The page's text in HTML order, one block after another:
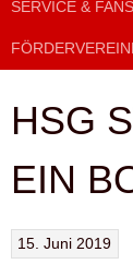
SERVICE & FANS
HSG
EIN
15. Juni 2019